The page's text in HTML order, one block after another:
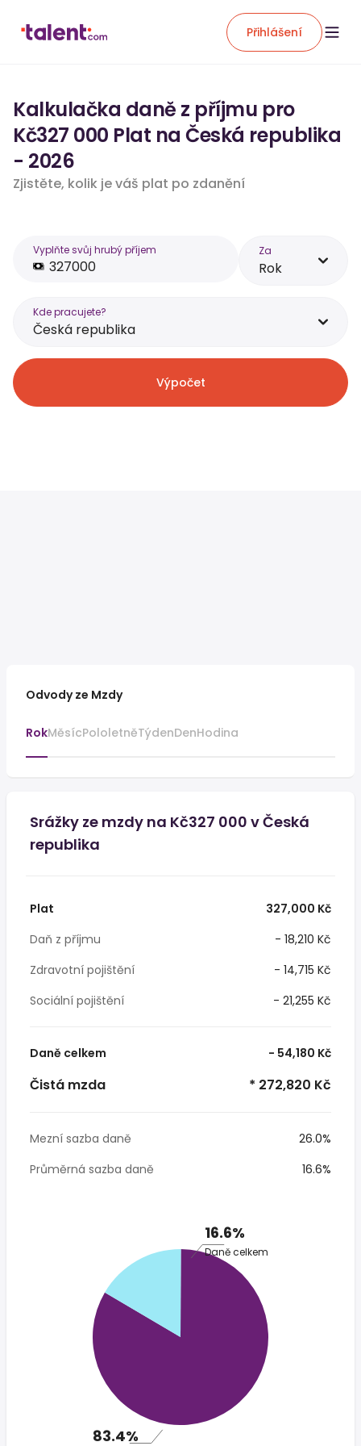
Přihlášení
Kalkulačka daně z příjmu pro
Kč327 000 Plat na Česká republika
- 2026
Zjistěte, kolik je váš plat po zdanění
Vyplňte svůj hrubý příjem Za
Rok
Kde pracujete?
Česká republika
Výpočet
Odvody ze Mzdy
RokMěsícPololetněTýdenDenHodina
Srážky ze mzdy na Kč327 000 v Česká
republika
Plat
327,000 Kč
Daň z příjmu
- 18,210 Kč
Zdravotní pojištění
- 14,715 Kč
Sociální pojištění
- 21,255 Kč
Daně celkem - 54,180 Kč
Čistá mzda * 272,820 Kč
Mezní sazba daně
26.0%
Průměrná sazba daně
16.6%
16.6%
Daně celkem
83.4%